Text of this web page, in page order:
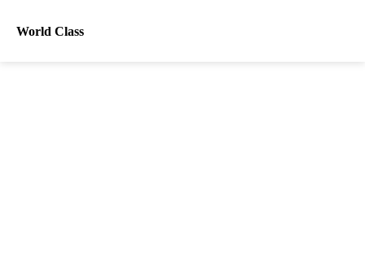
World Class